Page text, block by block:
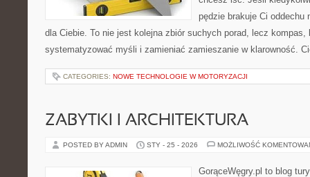
pędzie brakuje Ci oddechu
dla Ciebie. To nie jest kolejna zbiór suchych porad, lecz kompas,
systematyzować myśli i zamieniać zamieszanie w klarowność.
CATEGORIES: NOWE TECHNOLOGIE W MOTORYZACJI
ZABYTKI I ARCHITEKTURA
POSTED BY ADMIN STY - 25 - 2026 MOŻLIWOŚĆ
GorąceWęgry.pl to blog